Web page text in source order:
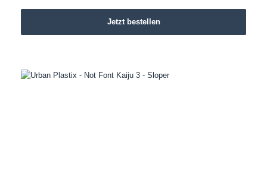
Jetzt bestellen